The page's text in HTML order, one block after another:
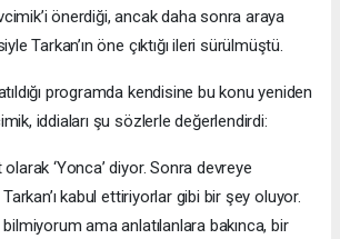
önerdiği, ancak daha sonra araya
Tarkan’ın öne çıktığı ileri sürülmüştü.
programda kendisine bu konu yeniden
iddiaları şu sözlerle değerlendirdi:
‘Yonca’ diyor. Sonra devreye
kabul ettiriyorlar gibi bir şey oluyor.
ama anlatılanlara bakınca, bir